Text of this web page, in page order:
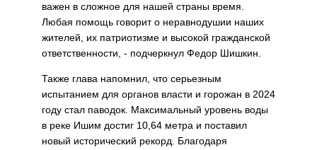
важен в сложное для нашей страны время.
Любая помощь говорит о неравнодушии наших
жителей, их патриотизме и высокой гражданской
ответственности, - подчеркнул Федор Шишкин.
Также глава напомнил, что серьезным
испытанием для органов власти и горожан в 2024
году стал паводок. Максимальный уровень воды
в реке Ишим достиг 10,64 метра и поставил
новый исторический рекорд. Благодаря